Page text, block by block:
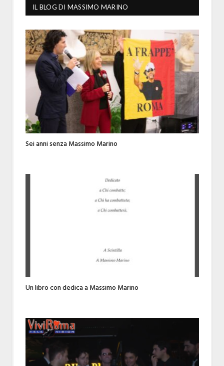
IL BLOG DI MASSIMO MARINO
Sei anni senza Massimo Marino
Un libro con dedica a Massimo Marino